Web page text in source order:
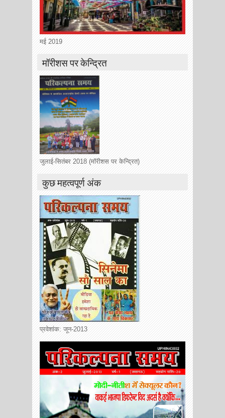
मई 2019
मॉरीशस पर केन्द्रित
जुलाई-सितंबर 2018 (मॉरीशस पर केन्द्रित)
कुछ महत्वपूर्ण अंक
प्रवेशांक: जून-2013